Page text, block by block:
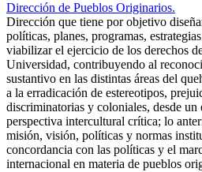
Dirección de Pueblos Originarios.
Dirección que tiene por objetivo
políticas, planes, programas,
viabilizar el ejercicio de los derechos
Universidad, contribuyendo al
sustantivo en las distintas áreas del
a la erradicación de estereotipos,
discriminatorias y coloniales, desde un
perspectiva intercultural crítica; lo
misión, visión, políticas y normas
concordancia con las políticas y el
internacional en materia de pueblos